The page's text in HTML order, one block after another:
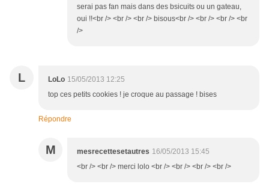
serai pas fan mais dans des bsicuits ou un gateau,
oui !!<br /> <br /> <br /> bisous<br /> <br /> <br /> <br
/>
L LoLo 15/05/2013 12:25
top ces petits cookies ! je croque au passage ! bises
Répondre
M mesrecettesetautres 16/05/2013 15:45
<br /> <br /> merci lolo <br /> <br /> <br /> <br />